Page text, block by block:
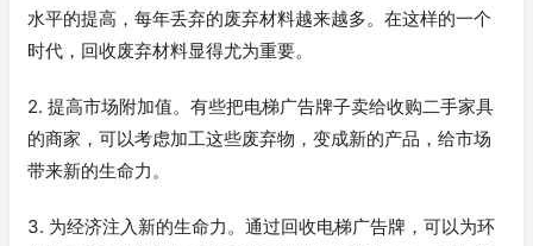
水平的提高，每年丢弃的废弃材料越来越多。在这样的一个
时代，回收废弃材料显得尤为重要。
2. 提高市场附加值。有些把电梯广告牌子卖给收购二手家具
的商家，可以考虑加工这些废弃物，变成新的产品，给市场
带来新的生命力。
3. 为经济注入新的生命力。通过回收电梯广告牌，可以为环